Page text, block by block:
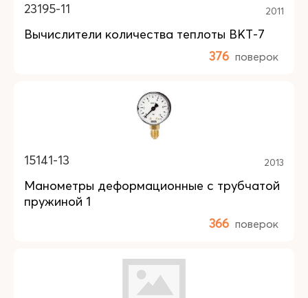
23195-11 2011
Вычислители количества теплоты ВКТ-7
376 поверок
15141-13 2013
Манометры деформационные с трубчатой
пружиной 1
366 поверок